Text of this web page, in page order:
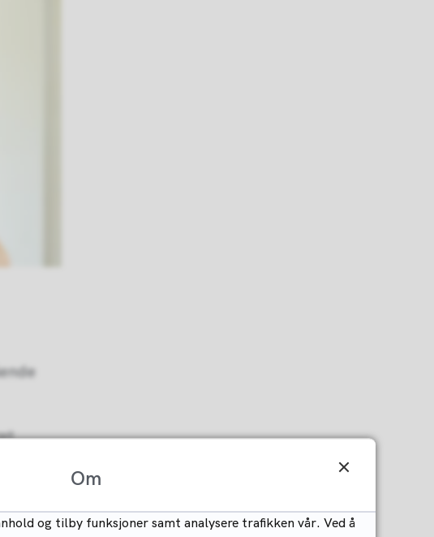
våre
Om
og tilby funksjoner samt analysere trafikken vår. Ved å